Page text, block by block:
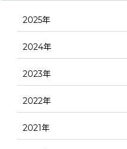
2025年
2024年
2023年
2022年
2021年